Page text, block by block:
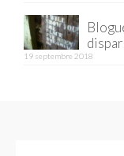
FRANCE
19 septembre 2018